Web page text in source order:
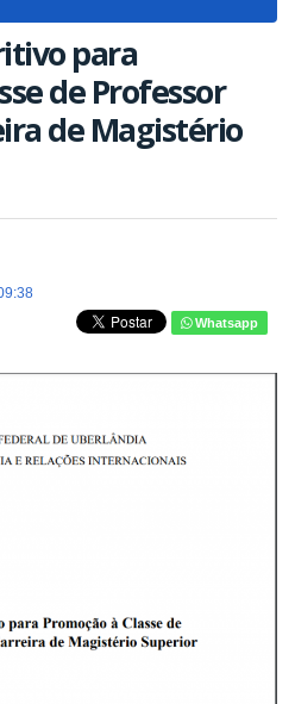
para
de Professor
de Magistério
Whatsapp